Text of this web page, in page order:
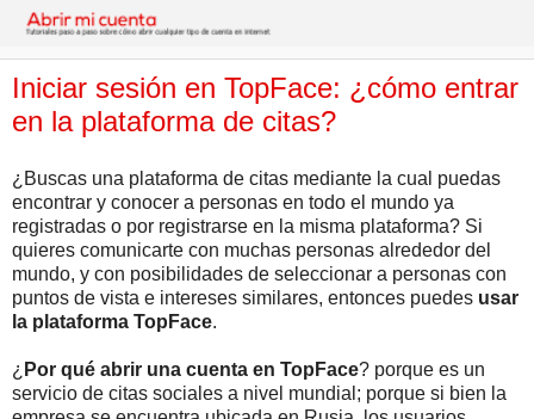
Iniciar sesión en TopFace: ¿cómo entrar
en la plataforma de citas?
¿Buscas una plataforma de citas mediante la cual puedas
encontrar y conocer a personas en todo el mundo ya
registradas o por registrarse en la misma plataforma? Si
quieres comunicarte con muchas personas alrededor del
mundo, y con posibilidades de seleccionar a personas con
puntos de vista e intereses similares, entonces puedes usar
la plataforma TopFace.
¿ Por qué abrir una cuenta en TopFace? porque es un
servicio de citas sociales a nivel mundial; porque si bien la